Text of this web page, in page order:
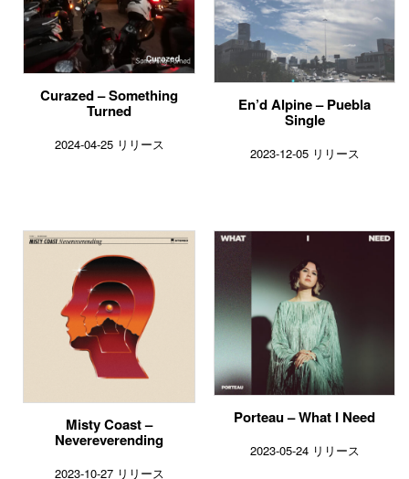
Curazed – Something
Turned
2024-04-25 リリース
En’d Alpine – Puebla
Single
2023-12-05 リリース
Misty Coast –
Nevereverending
2023-10-27 リリース
Porteau – What I Need
2023-05-24 リリース